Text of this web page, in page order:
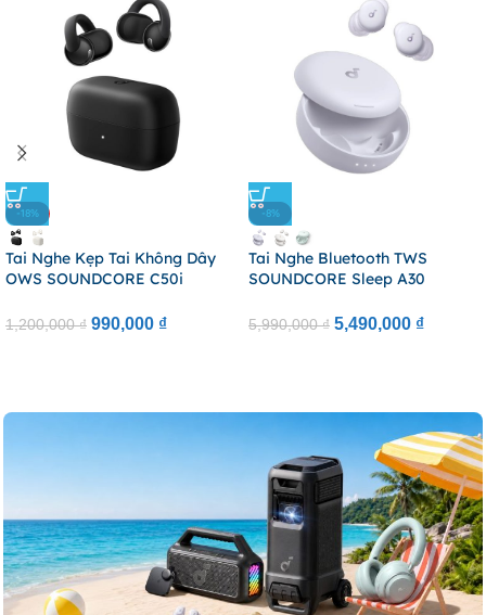
-18%
Tai Nghe Kẹp Tai Không Dây
OWS SOUNDCORE C50i
Audio, IP55, AI-Enhanced
1,200,000₫ 990,000 ₫
-8%
Tai Nghe Bluetooth TWS
SOUNDCORE Sleep A30
Engineered For Sleep, Triple
5,990,000₫ 5,490,000 ₫